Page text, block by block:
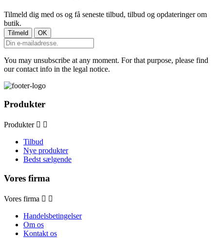
Tilmeld dig med os og få seneste tilbud, tilbud og opdateringer om
butik.
You may unsubscribe at any moment. For that purpose, please find
our contact info in the legal notice.
Produkter
Produkter  
Tilbud
Nye produkter
Bedst sælgende
Vores firma
Vores firma  
Handelsbetingelser
Om os
Kontakt os